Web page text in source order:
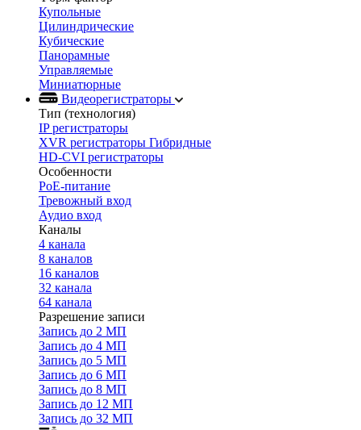
Купольные
Цилиндрические
Кубические
Панорамные
Управляемые
Миниатюрные
Видеорегистраторы
Тип (технология)
IP регистраторы
XVR регистраторы Гибридные
HD-CVI регистраторы
Особенности
PoE-питание
Тревожный вход
Аудио вход
Каналы
4 канала
8 каналов
16 каналов
32 канала
64 канала
Разрешение записи
Запись до 2 МП
Запись до 4 МП
Запись до 5 МП
Запись до 6 МП
Запись до 8 МП
Запись до 12 МП
Запись до 32 МП